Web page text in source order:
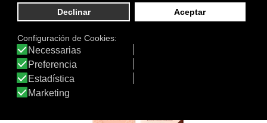
CREME FRAICHE CREMA RICA…